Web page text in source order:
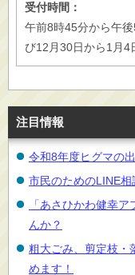
受付時間：
午前8時45分から午
び12月30日から1月4
注目情報
令和8年度ヒグマの
市民のためのLINE相
「あさひかわ健幸
んか？
粗大ごみ、剪定枝・
めます！